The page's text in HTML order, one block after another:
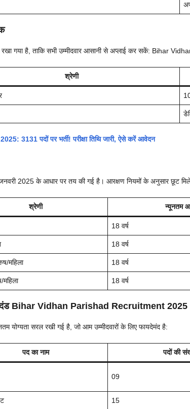
गया है, ताकि सभी उम्मीदवार आसानी से अप्लाई कर सकें: Bihar
श्रेणी
3131 पदों पर भर्ती! परीक्षा तिथि जारी, ऐसे करें आवेदन
2025 के आधार पर तय की गई है। आरक्षण नियमों के अनुसार छूट
श्रेणी न्यूनतम
18 वर्ष
18 वर्ष
महिला 18 वर्ष
18 वर्ष
Bihar Vidhan Parishad Recruitment 2025
योग्यता सरल रखी गई है, जो आम उम्मीदवारों के लिए फायदेमंद है:
पद का नाम पदों की
09
15